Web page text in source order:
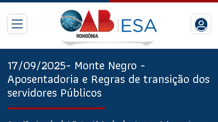
17/09/2025- Monte Negro -
Aposentadoria e Regras de transição dos
servidores Públicos